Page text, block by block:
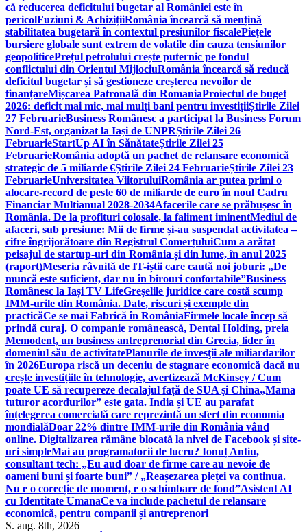
că reducerea deficitului bugetar al României este în
pericolFuziuni & AchizițiiRomânia încearcă să mențină
stabilitatea bugetară în contextul presiunilor fiscalePiețele
bursiere globale sunt extrem de volatile din cauza tensiunilor
geopoliticePrețul petrolului crește puternic pe fondul
conflictului din Orientul MijlociuRomânia încearcă să reducă
deficitul bugetar și să gestioneze creșterea nevoilor de
finanțareMișcarea Patronală din RomaniaProiectul de buget
2026: deficit mai mic, mai mulți bani pentru investițiiȘtirile Zilei
27 FebruarieBusiness Românesc a participat la Business Forum
Nord-Est, organizat la Iași de UNPRȘtirile Zilei 26
FebruarieStartUp AI în SănătateȘtirile Zilei 25
FebruarieRomânia adoptă un pachet de relansare economică
strategic de 5 miliarde €Știrile Zilei 24 FebruarieȘtirile Zilei 23
FebruarieUniversitatea ViitoruluiRomânia ar putea primi o
alocare-record de peste 60 de miliarde de euro în noul Cadru
Financiar Multianual 2028-2034Afacerile care se prăbușesc în
România. De la profituri colosale, la faliment iminentMediul de
afaceri, sub presiune: Mii de firme și-au suspendat activitatea –
cifre îngrijorătoare din Registrul ComerțuluiCum a arătat
peisajul de startup-uri din România și din lume, în anul 2025
(raport)Meseria râvnită de IT-iștii care caută noi joburi: „De
muncă este suficient, dar nu în birouri confortabile”Business
Românesc la Iași TV LifeGreșelile juridice care costă scump
IMM-urile din România. Date, riscuri și exemple din
practicăCe se mai Fabrică în RomâniaFirmele locale încep să
prindă curaj. O companie românească, Dental Holding, preia
Memodent, un business antreprenorial din Grecia, lider în
domeniul său de activitatePlanurile de invesţii ale miliardarilor
în 2026Europa riscă un deceniu de stagnare economică dacă nu
crește investițiile în tehnologie, avertizează McKinsey / Cum
poate UE să recupereze decalajul față de SUA și China„Mama
tuturor acordurilor” este gata. India și UE au parafat
înțelegerea comercială care reprezintă un sfert din economia
mondialăDoar 22% dintre IMM-urile din România vând
online. Digitalizarea rămâne blocată la nivel de Facebook și site-
uri simpleMai au programatorii de lucru? Ionuț Antiu,
consultant tech: „Eu aud doar de firme care au nevoie de
oameni buni și foarte buni” / „Reașezarea pieței va continua.
Nu e o corecție de moment, e o schimbare de fond”Asistent AI
cu Identitate UmanaCe va include pachetul de relansare
economică, pentru companii și antreprenori
S. aug. 8th, 2026